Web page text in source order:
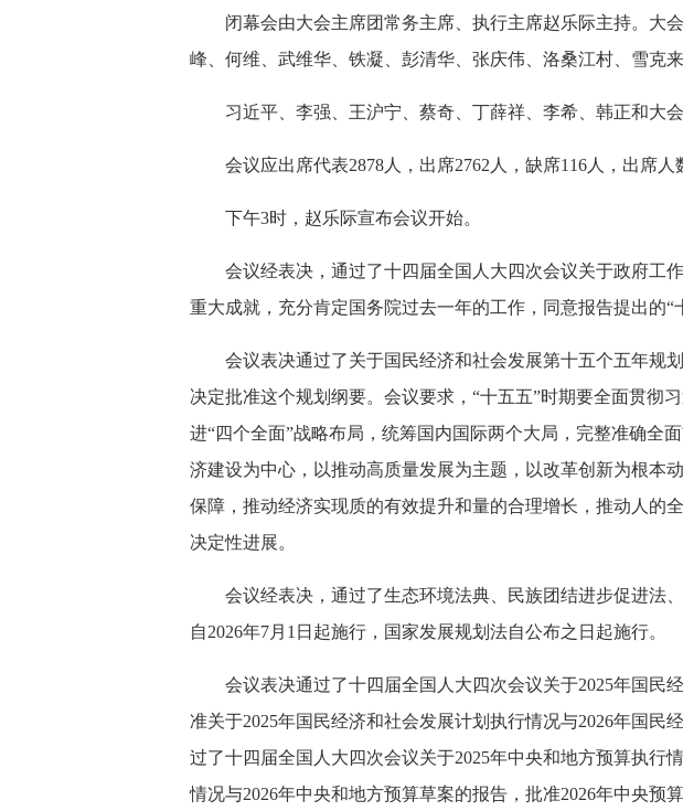
闭幕会由大会主席团常务主席、执行主席赵乐际主持。大
峰、何维、武维华、铁凝、彭清华、张庆伟、洛桑江村、雪克
习近平、李强、王沪宁、蔡奇、丁薛祥、李希、韩正和大
会议应出席代表2878人，出席2762人，缺席116人，出席人
下午3时，赵乐际宣布会议开始。
会议经表决，通过了十四届全国人大四次会议关于政府工
重大成就，充分肯定国务院过去一年的工作，同意报告提出的“
会议表决通过了关于国民经济和社会发展第十五个五年规
决定批准这个规划纲要。会议要求，“十五五”时期要全面贯彻
进“四个全面”战略布局，统筹国内国际两个大局，完整准确全
济建设为中心，以推动高质量发展为主题，以改革创新为根本
保障，推动经济实现质的有效提升和量的合理增长，推动人的
决定性进展。
会议经表决，通过了生态环境法典、民族团结进步促进法
自2026年7月1日起施行，国家发展规划法自公布之日起施行。
会议表决通过了十四届全国人大四次会议关于2025年国民
准关于2025年国民经济和社会发展计划执行情况与2026年国民
过了十四届全国人大四次会议关于2025年中央和地方预算执行
情况与2026年中央和地方预算草案的报告，批准2026年中央预算